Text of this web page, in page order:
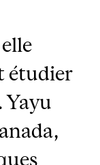
étudier
Yayu